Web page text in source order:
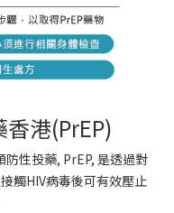
港(PrEP)
性投藥, PrEP, 是透過對
觸HIV病毒後可有效壓止